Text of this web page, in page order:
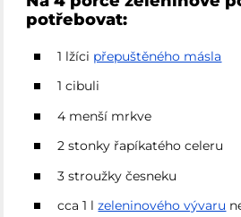
potřebovat:
1 lžíci přepuštěného másla
1 cibuli
4 menší mrkve
2 stonky řapíkatého celeru
3 stroužky česneku
cca 1 lzeleninového vývaru